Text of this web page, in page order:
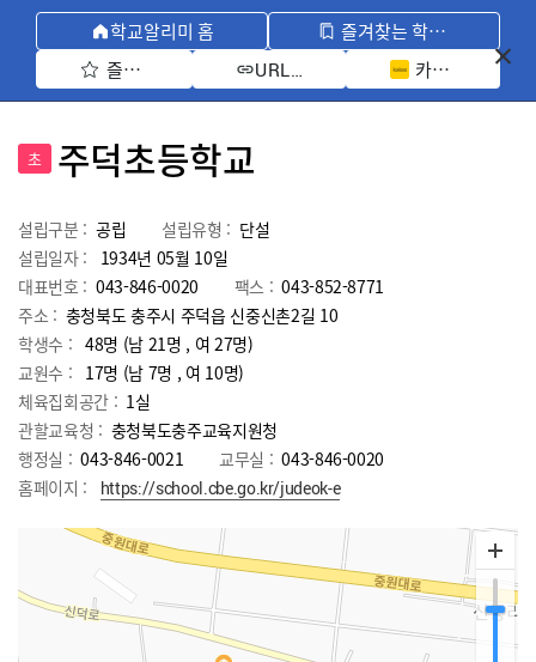
학교알리미 홈
즐겨찾는 학교 모아보기
즐겨찾기 선택
URL 복사 카카오톡 공유
초 주덕초등학교
설립구분 : 공립 설립유형 : 단설
설립일자 :
1934년 05월 10일
대표번호 : 043-846-0020 팩스 : 043-852-8771
주소 : 충청북도 충주시 주덕읍 신중신촌2길 10
학생수 : 48명 (남 21명 , 여 27명)
교원수 : 17명 (남 7명 , 여 10명)
체육집회공간 : 1실
관할교육청 : 충청북도충주교육지원청
행정실 : 043-846-0021 교무실 : 043-846-0020
홈페이지 :
https://school.cbe.go.kr/judeok-e